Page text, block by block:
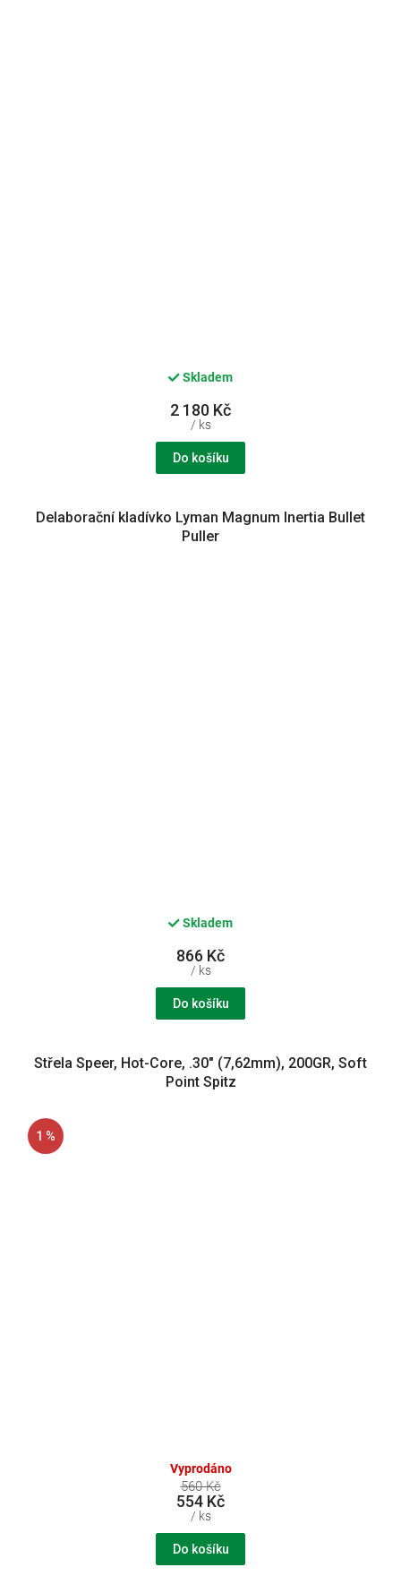
Skladem
2 180 Kč
/ ks
Do košíku
Delaborační kladívko Lyman Magnum Inertia Bullet
Puller
Skladem
866 Kč
/ ks
Do košíku
1 %
Střela Speer, Hot-Core, .30" (7,62mm), 200GR, Soft
Point Spitz
Vyprodáno
560 Kč
554 Kč
/ ks
Do košíku